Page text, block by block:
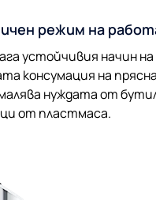
режим на
устойчивия начин
консумация на
нуждата от
от пластмаса.